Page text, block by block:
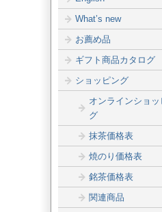
What’s new
お薦め品
ギフト商品カタログ
ショッピング
オンラインショッ
グ
抹茶価格表
焼のり価格表
銘茶価格表
関連商品